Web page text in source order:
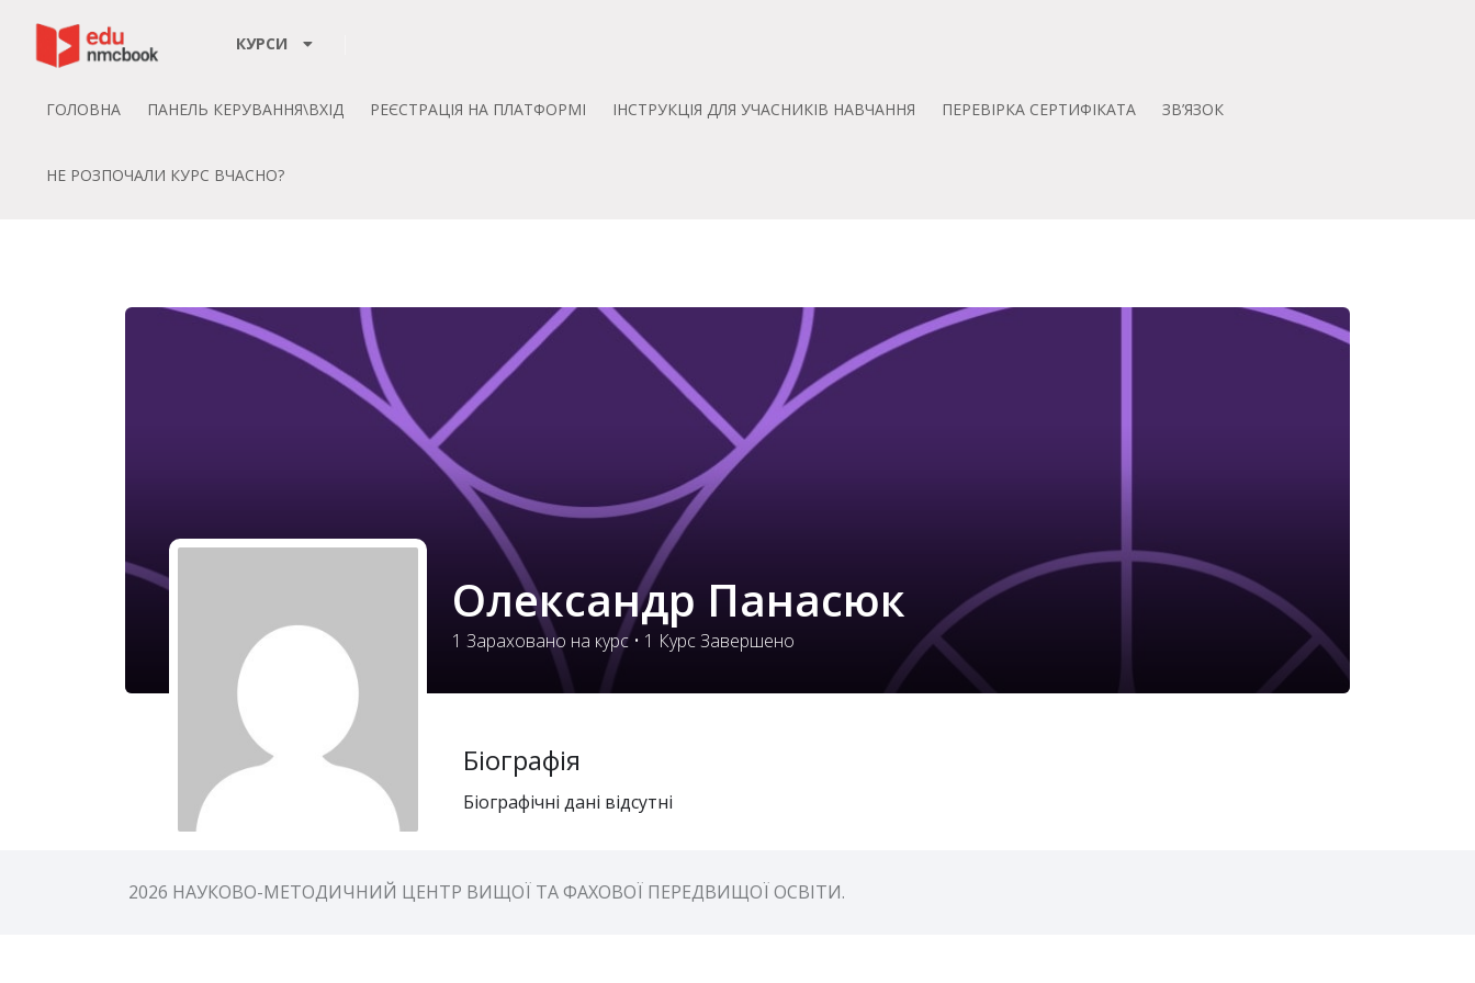
КУРСИ
ГОЛОВНА ПАНЕЛЬ КЕРУВАННЯ\ВХІД РЕЄСТРАЦІЯ НА ПЛАТФОРМІ ІНСТРУКЦІЯ ДЛЯ УЧАСНИКІВ НАВЧАННЯ ПЕРЕВІРКА СЕРТИФІКАТА ЗВ’ЯЗОК
НЕ РОЗПОЧАЛИ КУРС ВЧАСНО?
Олександр Панасюк
1 Зараховано на курс• 1 Курс Завершено
Біографія
Біографічні дані відсутні
2026 НАУКОВО-МЕТОДИЧНИЙ ЦЕНТР ВИЩОЇ ТА ФАХОВОЇ ПЕРЕДВИЩОЇ ОСВІТИ.